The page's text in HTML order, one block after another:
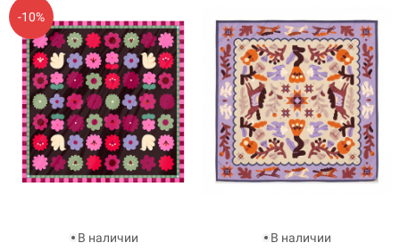
-10%
В наличии В наличии